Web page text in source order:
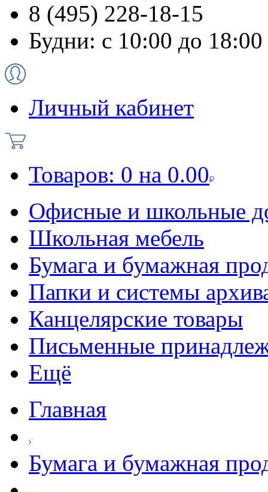
8 (495) 228-18-15
Будни: с 10:00 до 18:00
Личный кабинет
Товаров: 0 на 0.00
Офисные и школьные
Школьная мебель
Бумага и бумажная
Папки и системы
Канцелярские товары
Письменные
Ещё
Главная
Бумага и бумажная